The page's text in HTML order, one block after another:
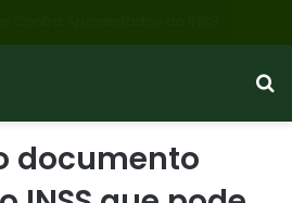
documento